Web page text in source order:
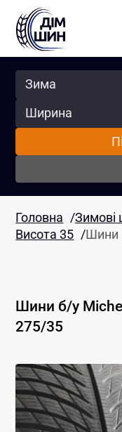
Сезон
Ширина
Головна /Зимові
Висота 35 /Шини
Шини б/у
275/35